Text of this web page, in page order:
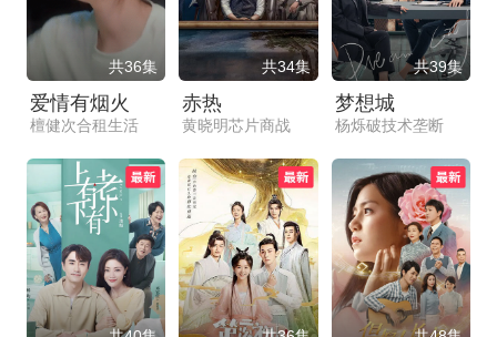
共36集
爱情有烟火
檀健次合租生活
共34集
赤热
黄晓明芯片商战
共39集
梦想城
杨烁破技术垄断